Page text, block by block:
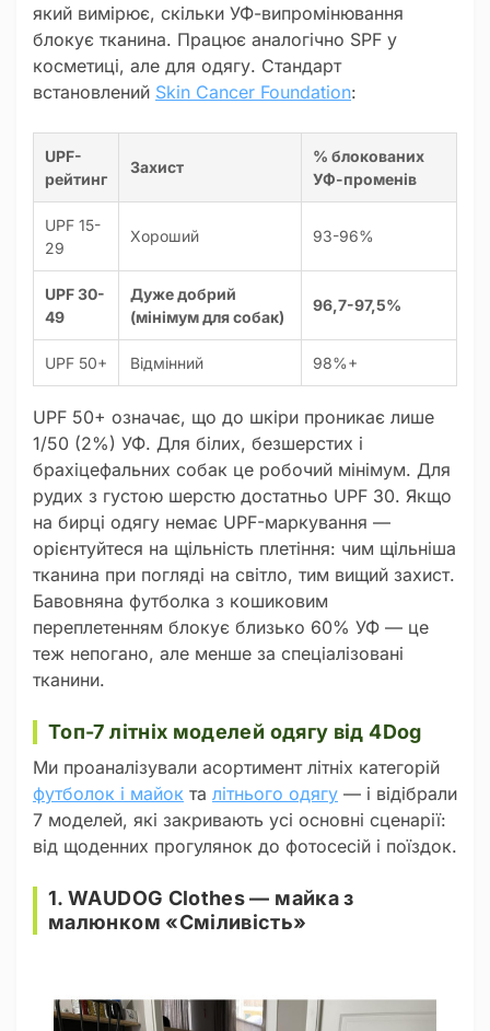
який вимірює, скільки УФ-випромінювання
блокує тканина. Працює аналогічно SPF у
косметиці, але для одягу. Стандарт
встановлений Skin Cancer Foundation:
UPF-
рейтинг
Захист
% блокованих
УФ-променів
UPF 15-
29
Хороший 93-96%
UPF 30-
49
Дуже добрий
(мінімум для собак)
96,7-97,5%
UPF 50+ Відмінний 98%+
UPF 50+ означає, що до шкіри проникає лише
1/50 (2%) УФ. Для білих, безшерстих і
брахіцефальних собак це робочий мінімум. Для
рудих з густою шерстю достатньо UPF 30. Якщо
на бирці одягу немає UPF-маркування —
орієнтуйтеся на щільність плетіння: чим щільніша
тканина при погляді на світло, тим вищий захист.
Бавовняна футболка з кошиковим
переплетенням блокує близько 60% УФ — це
теж непогано, але менше за спеціалізовані
тканини.
Топ-7 літніх моделей одягу від 4Dog
Ми проаналізували асортимент літніх категорій
футболок і майок та літнього одягу — і відібрали
7 моделей, які закривають усі основні сценарії:
від щоденних прогулянок до фотосесій і поїздок.
1. WAUDOG Clothes — майка з
малюнком «Сміливість»